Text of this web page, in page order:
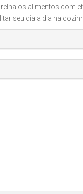
os alimentos com
seu dia a dia na